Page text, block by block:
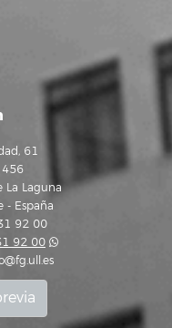
61
456
La Laguna
- España
92 00
92 00